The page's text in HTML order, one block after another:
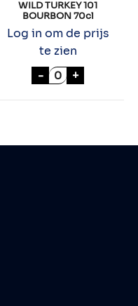
WHISKEY aantal
WILD TURKEY 101
BOURBON 70cl
Log in om de prijs
te zien
- WILD TURKEY
+